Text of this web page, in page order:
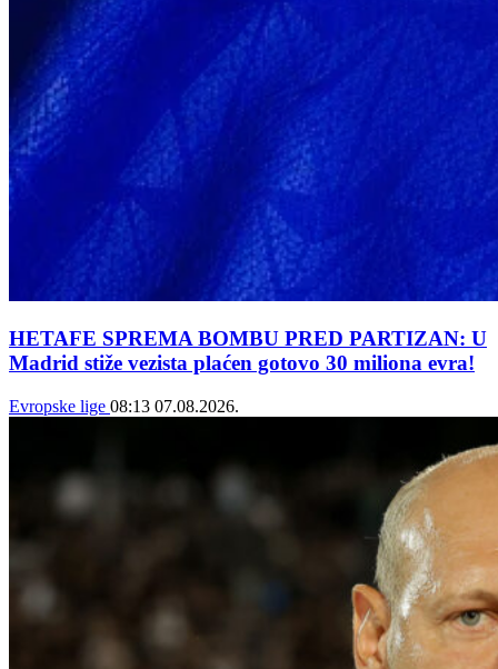
HETAFE SPREMA BOMBU PRED PARTIZAN: U
Madrid stiže vezista plaćen gotovo 30 miliona evra!
Evropske lige 08:13 07.08.2026.